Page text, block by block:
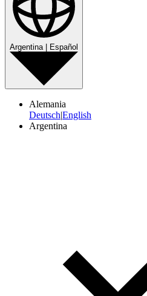
Argentina | Español
Alemania
Deutsch|English
Argentina